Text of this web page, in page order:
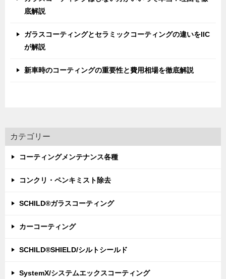
底解説
ガラスコーティングとセラミックコーティングの違いをIIC
が解説
新車時のコーティングの重要性と費用相場を徹底解説
カテゴリー
コーティングメンテナンス各種
コンクリ・ペンキミスト除去
SCHILD®ガラスコーティング
カーコーティング
SCHILD®SHIELD/シルトシールド
SystemX/システムエックスコーティング